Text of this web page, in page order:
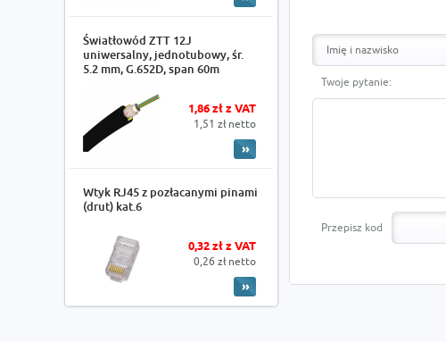
Światłowód ZTT 12J
uniwersalny, jednotubowy, śr.
5.2 mm, G.652D, span 60m
1,86 zł z VAT
1,51 zł netto
Wtyk RJ45 z pozłacanymi pinami
(drut) kat.6
0,32 zł z VAT
0,26 zł netto
Twoje pytanie:
Przepisz kod